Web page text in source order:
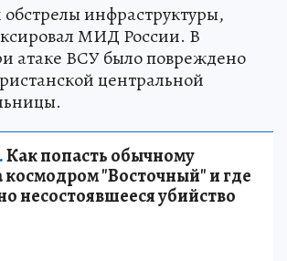
инфраструктуры,
МИД России. В
атаке ВСУ было повреждено
центральной
Как попасть обычному
космодром "Восточный" и где
несостоявшееся убийство